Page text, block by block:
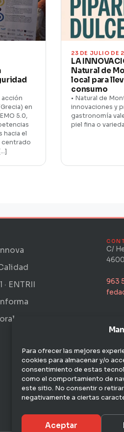
Para ofrecer las mejores
cookies para almacenar y/o
consentimiento de estas
como el comportamiento de
este sitio. No consentir o
negativamente a ciertas
Aceptar
acción
en
5.0,
hacia el
centrado
23 DE JULIO DE
LA
Natural de
local para
consumo
• Natural de
innovaciones y
gastronomía
piel fina o
ENTRII
C/
963